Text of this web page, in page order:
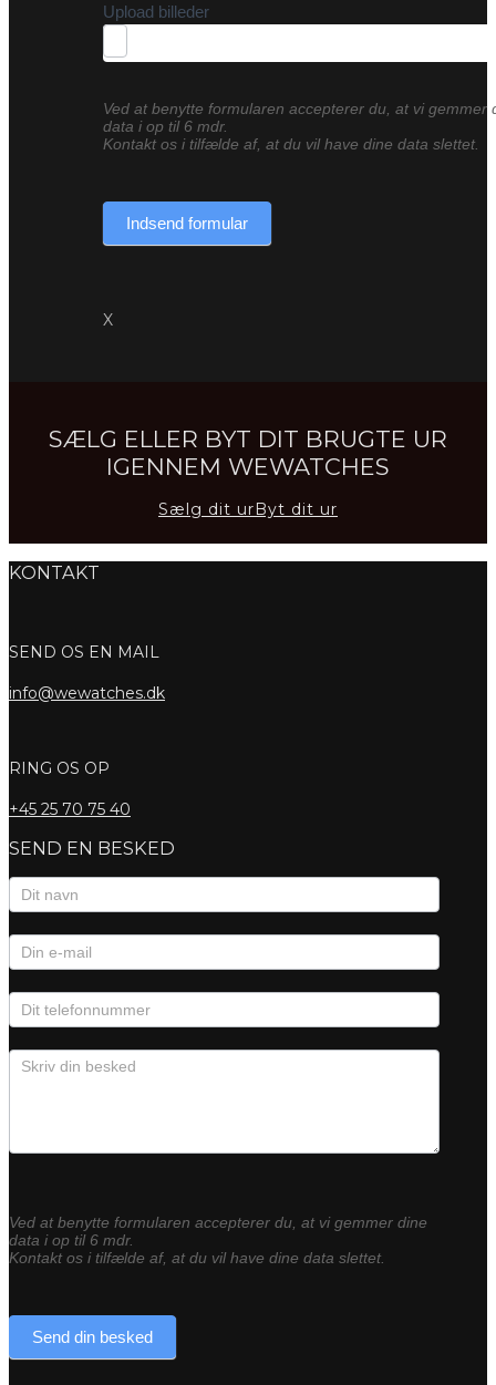
Upload billeder
Ved at benytte formularen accepterer du, at vi gemmer
data i op til 6 mdr.
Kontakt os i tilfælde af, at du vil have dine data slettet.
Indsend formular
X
SÆLG ELLER BYT DIT BRUGTE UR
IGENNEM WEWATCHES
Sælg dit urByt dit ur
KONTAKT
SEND OS EN MAIL
info@wewatches.dk
RING OS OP
+45 25 70 75 40
SEND EN BESKED
Kontaktformular
Ved at benytte formularen accepterer du, at vi gemmer dine
data i op til 6 mdr.
Kontakt os i tilfælde af, at du vil have dine data slettet.
Send din besked